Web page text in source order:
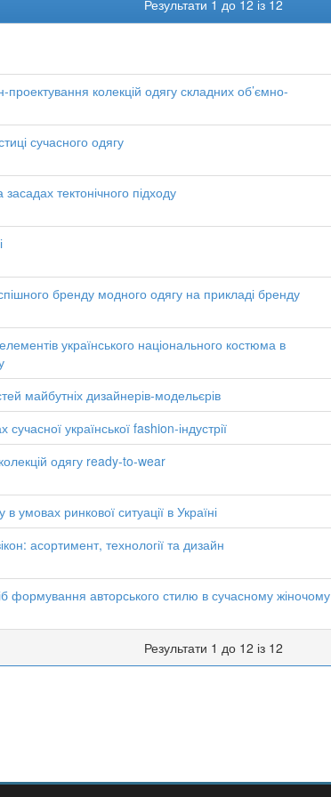
Результати 1 до 12 із 12
колекцій одягу складних об’ємно-
сучасного одягу
тектонічного підходу
бренду модного одягу на прикладі бренду
українського національного костюма в
майбутніх дизайнерів-модельєрів
української fashion-індустрії
одягу ready-to-wear
умовах ринкової ситуації в Україні
асортимент, технології та дизайн
формування авторського стилю в сучасному жіночому
Результати 1 до 12 із 12